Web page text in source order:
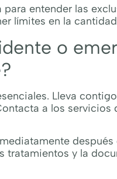
entender las
límites en la
o
Lleva
a los servicios
y la